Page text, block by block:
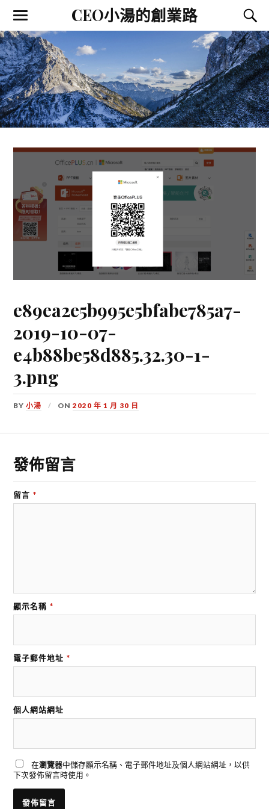
CEO小湯的創業路
e89ea2e5b995e5bfabe785a7-
2019-10-07-
e4b88be58d885.32.30-1-
3.png
BY小湯 ON2020 年 1 月 30 日
發佈留言
留言 *
顯示名稱 *
電子郵件地址 *
個人網站網址
在瀏覽器中儲存顯示名稱、電子郵件地址及個人網站網址，以供
下次發佈留言時使用。